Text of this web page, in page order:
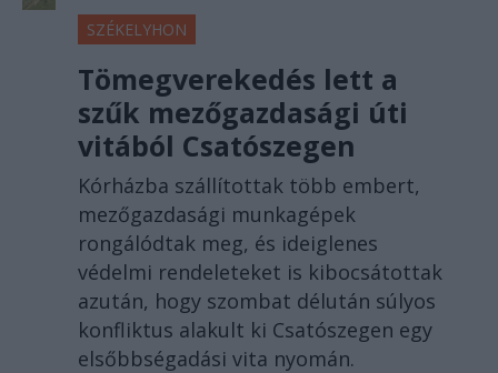
SZÉKELYHON
Tömegverekedés lett a
szűk mezőgazdasági úti
vitából Csatószegen
Kórházba szállítottak több embert,
mezőgazdasági munkagépek
rongálódtak meg, és ideiglenes
védelmi rendeleteket is kibocsátottak
azután, hogy szombat délután súlyos
konfliktus alakult ki Csatószegen egy
elsőbbségadási vita nyomán.